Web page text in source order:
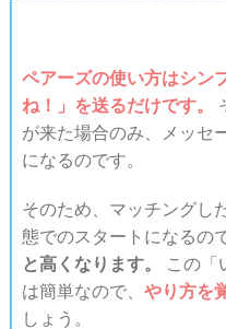
ペアーズの使い方はシン
ね！」を送るだけです。
が来た場合のみ、メッセ
になるのです。
そのため、マッチングし
態でのスタートになるので
と高くなります。
この「
は簡単なので、 やり方を
しょう。